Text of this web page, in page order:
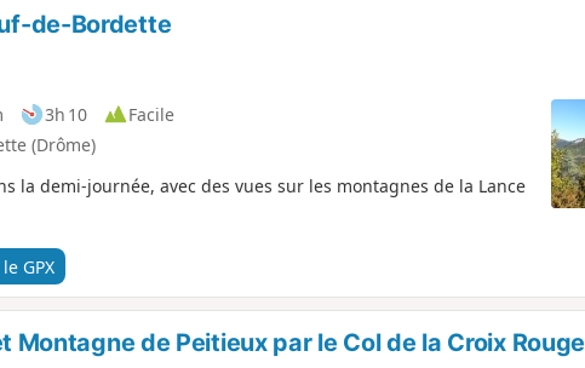
de-Bordette
3h 10
Facile
(Drôme)
la demi-journée, avec des vues sur les montagnes de la Lance
GPX
Montagne de Peitieux par le Col de la Croix Rouge